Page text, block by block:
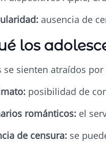
ausencia de
los
se sienten atraídos
posibilidad de
románticos: el
de censura: se